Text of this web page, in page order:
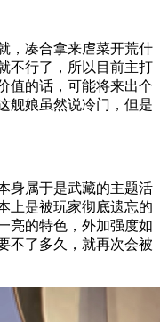
，凑合拿来虐菜开荒什
不行了，所以目前主打
值的话，可能将来出个
舰娘虽然说冷门，但是
身属于是武藏的主题活
上是被玩家彻底遗忘的
亮的特色，外加强度如
不了多久，就再次会被